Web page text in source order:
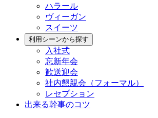
ハラール
ヴィーガン
スイーツ
利用シーンから探す
入社式
忘新年会
歓送迎会
社内懇親会（フォーマル）
レセプション
出来る幹事のコツ